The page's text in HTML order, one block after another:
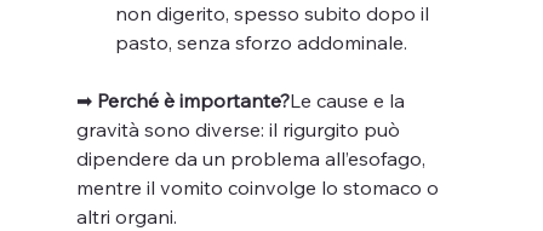
non digerito, spesso subito dopo il
pasto, senza sforzo addominale.
➡ Perché è importante?Le cause e la
gravità sono diverse: il rigurgito può
dipendere da un problema all’esofago,
mentre il vomito coinvolge lo stomaco o
altri organi.